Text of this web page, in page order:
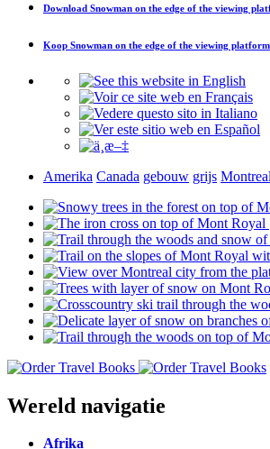
Download Snowman on the edge of the viewing
Koop Snowman on the edge of the viewing
Amerika Canada gebouw grijs Montreal
Wereld navigatie
Afrika